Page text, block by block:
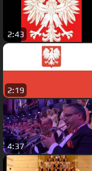
2:43
2:19
4:37